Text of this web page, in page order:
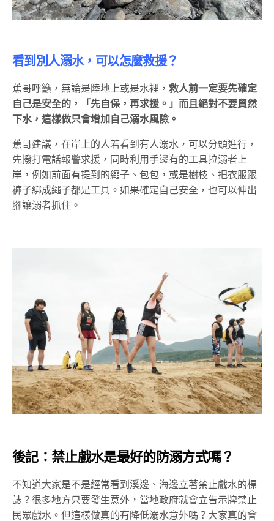
看到別人溺水，可以怎麼救援？
蕉哥呼籲，無論是陸地上或是水裡， 救人前一定要先確定
自己是安全的，「先自保，再求援。」而且絕對不要貿然
下水，這樣做只會增加自己溺水風險。
蕉哥建議，在岸上的人若看到有人溺水，可以分頭進行，
先撥打電話報警求援，同時利用手邊有的工具拉溺者上
岸，例如前面有提到的繩子、包包，或是樹枝、把衣服跟
褲子綁成繩子都是工具。如果確定自己安全，也可以伸出
腳讓溺者抓住。
後記：禁止戲水是最好的防溺方式嗎？
不知道大家是不是經常看到溪邊、海邊立著禁止戲水的標
誌？很多地方只要發生意外，當地政府就會立告示牌禁止
民眾戲水。但這樣做真的有降低溺水意外嗎？大家真的會